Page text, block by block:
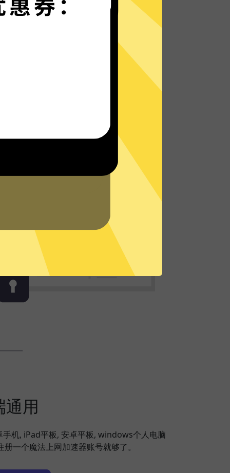
无论何地，无限访问
法上网加速器的自研发通信协议，使您无
是在路上还是沙发上，都能轻松快速地访
问网络，体验真正的极速网络。
通用
机, iPad平板, 安卓平板, windows个人电脑
一个魔法上网加速器账号就够了。